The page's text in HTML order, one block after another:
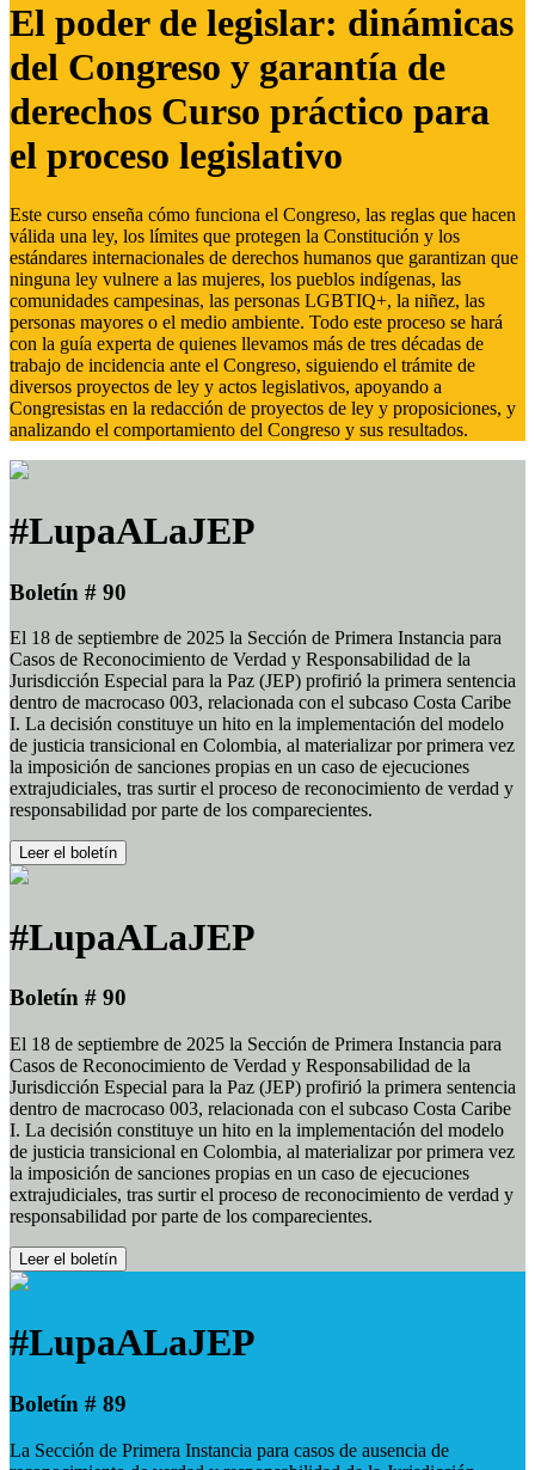
El poder de legislar: dinámicas
del Congreso y garantía de
derechos Curso práctico para
el proceso legislativo
Este curso enseña cómo funciona el Congreso, las reglas que hacen
válida una ley, los límites que protegen la Constitución y los
estándares internacionales de derechos humanos que garantizan que
ninguna ley vulnere a las mujeres, los pueblos indígenas, las
comunidades campesinas, las personas LGBTIQ+, la niñez, las
personas mayores o el medio ambiente. Todo este proceso se hará
con la guía experta de quienes llevamos más de tres décadas de
trabajo de incidencia ante el Congreso, siguiendo el trámite de
diversos proyectos de ley y actos legislativos, apoyando a
Congresistas en la redacción de proyectos de ley y proposiciones, y
analizando el comportamiento del Congreso y sus resultados.
#LupaALaJEP
Boletín # 90
El 18 de septiembre de 2025 la Sección de Primera Instancia para
Casos de Reconocimiento de Verdad y Responsabilidad de la
Jurisdicción Especial para la Paz (JEP) profirió la primera sentencia
dentro de macrocaso 003, relacionada con el subcaso Costa Caribe
I. La decisión constituye un hito en la implementación del modelo
de justicia transicional en Colombia, al materializar por primera vez
la imposición de sanciones propias en un caso de ejecuciones
extrajudiciales, tras surtir el proceso de reconocimiento de verdad y
responsabilidad por parte de los comparecientes.
Leer el boletín
#LupaALaJEP
Boletín # 90
El 18 de septiembre de 2025 la Sección de Primera Instancia para
Casos de Reconocimiento de Verdad y Responsabilidad de la
Jurisdicción Especial para la Paz (JEP) profirió la primera sentencia
dentro de macrocaso 003, relacionada con el subcaso Costa Caribe
I. La decisión constituye un hito en la implementación del modelo
de justicia transicional en Colombia, al materializar por primera vez
la imposición de sanciones propias en un caso de ejecuciones
extrajudiciales, tras surtir el proceso de reconocimiento de verdad y
responsabilidad por parte de los comparecientes.
Leer el boletín
#LupaALaJEP
Boletín # 89
La Sección de Primera Instancia para casos de ausencia de